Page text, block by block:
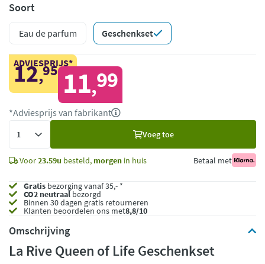
Soort
Eau de parfum Geschenkset
ADVIESPRIJS*
12,95 11,99
*Adviesprijs van fabrikant
Voeg toe
Voor23.59u besteld, morgen in huis Betaal met
Gratis bezorging vanaf 35,- *
CO2 neutraalbezorgd
Binnen 30 dagen gratis retourneren
Klanten beoordelen ons met8,8/10
Omschrijving
La Rive Queen of Life Geschenkset